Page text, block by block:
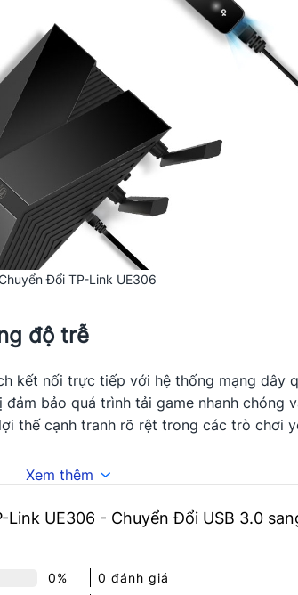
Đổi TP-Link UE306
độ trễ
kết nối trực tiếp với hệ thống mạng dây
bảo quá trình tải game nhanh chóng
thế cạnh tranh rõ rệt trong các trò chơi
tin cậy
Mbps, UE306 cung cấp băng thông rộng
hay sao lưu dữ liệu lên đám mây. Chuẩn
đường truyền mạng. Không còn hiện
Xem thêm
UE306 - Chuyển Đổi USB 3.0
0%
0 đánh giá